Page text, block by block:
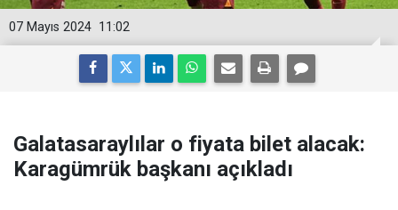
11:02
07 Mayıs 2024
Galatasaraylılar o fiyata bilet alacak:
Karagümrük başkanı açıkladı